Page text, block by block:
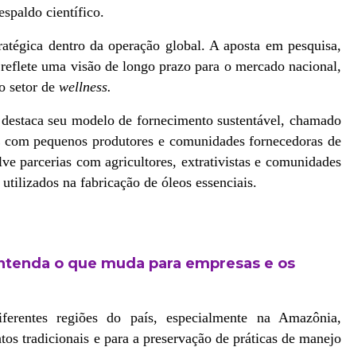
científico.
dentro da operação global. A aposta em pesquisa,
uma visão de longo prazo para o mercado nacional,
setor de wellness.
pequenos produtores e comunidades fornecedoras de
parcerias com agricultores, extrativistas e comunidades
na fabricação de óleos essenciais.
o que muda para empresas e os
regiões do país, especialmente na Amazônia,
tradicionais e para a preservação de práticas de manejo